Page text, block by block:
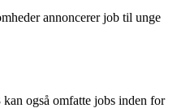
annoncerer job til unge
også omfatte jobs inden for